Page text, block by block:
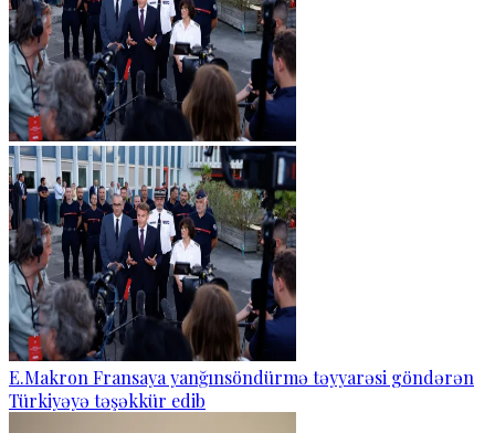
E.Makron Fransaya yanğınsöndürmə təyyarəsi göndərən
Türkiyəyə təşəkkür edib